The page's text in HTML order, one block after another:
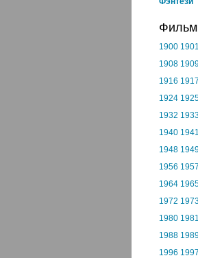
1900 1901
1908
1916 1917
1924
1932
1940 1941
1948
1956 1957
1964
1972
1980 1981
1988
1996 1997